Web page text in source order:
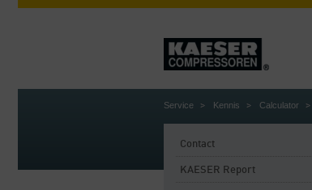
Service Kennis Calculator
Contact
KAESER Report